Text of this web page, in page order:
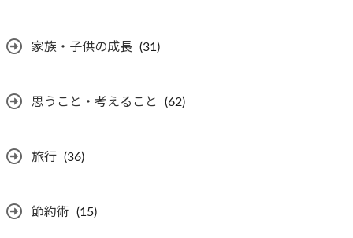
家族・子供の成長 (31)
思うこと・考えること (62)
旅行 (36)
節約術 (15)